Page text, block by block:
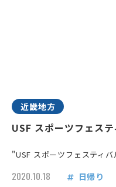
近畿地方
USF スポーツフェス
"USF スポーツフェスティ
2020.10.18 日帰り